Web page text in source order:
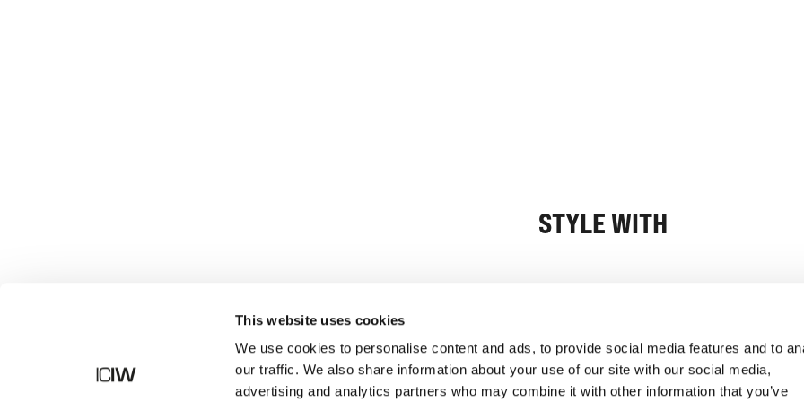
This website uses cookies
We use cookies to personalise content and ads, to provide social media features and to
our traffic. We also share information about your use of our site with our social media,
advertising and analytics partners who may combine it with other information that you’ve
STYLE WITH
Shop